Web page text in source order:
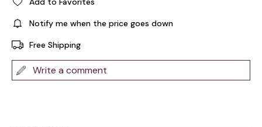
Notify me when the price goes down
Free Shipping
Write a comment